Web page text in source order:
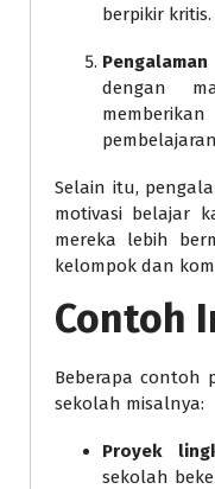
berpikir kritis.
dengan
Selain itu,
motivasi belajar
mereka lebih
kelompok dan
Contoh
Beberapa contoh
sekolah misalnya:
Proyek
sekolah